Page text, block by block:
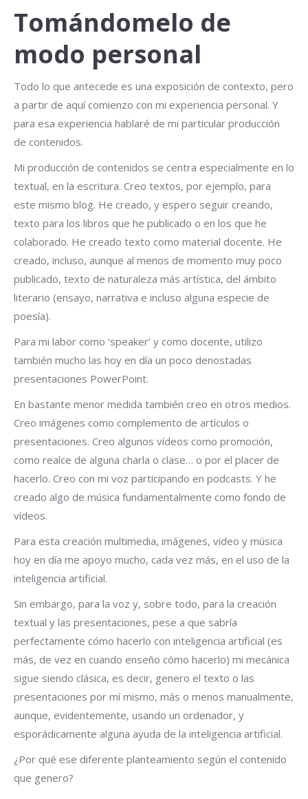
Tomándomelo de
modo personal
Todo lo que antecede es una exposición de contexto, pero
a partir de aquí comienzo con mi experiencia personal. Y
para esa experiencia hablaré de mi particular producción
de contenidos.
Mi producción de contenidos se centra especialmente en lo
textual, en la escritura. Creo textos, por ejemplo, para
este mismo blog. He creado, y espero seguir creando,
texto para los libros que he publicado o en los que he
colaborado. He creado texto como material docente. He
creado, incluso, aunque al menos de momento muy poco
publicado, texto de naturaleza más artística, del ámbito
literario (ensayo, narrativa e incluso alguna especie de
poesía).
Para mi labor como ‘speaker’ y como docente, utilizo
también mucho las hoy en día un poco denostadas
presentaciones PowerPoint.
En bastante menor medida también creo en otros medios.
Creo imágenes como complemento de artículos o
presentaciones. Creo algunos vídeos como promoción,
como realce de alguna charla o clase… o por el placer de
hacerlo. Creo con mi voz participando en podcasts. Y he
creado algo de música fundamentalmente como fondo de
vídeos.
Para esta creación multimedia, imágenes, video y música
hoy en día me apoyo mucho, cada vez más, en el uso de la
inteligencia artificial.
Sin embargo, para la voz y, sobre todo, para la creación
textual y las presentaciones, pese a que sabría
perfectamente cómo hacerlo con inteligencia artificial (es
más, de vez en cuando enseño cómo hacerlo) mi mecánica
sigue siendo clásica, es decir, genero el texto o las
presentaciones por mí mismo, más o menos manualmente,
aunque, evidentemente, usando un ordenador, y
esporádicamente alguna ayuda de la inteligencia artificial.
¿Por qué ese diferente planteamiento según el contenido
que genero?